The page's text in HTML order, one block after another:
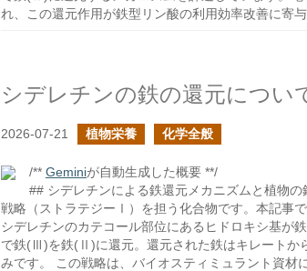
れ、この還元作用が鉄型リン酸の利用効率改善に寄
シデレチンの鉄の還元につい
2026-07-21 植物栄養 化学全般
/** Geminiが自動生成した概要 **/
## シデレチンによる鉄還元メカニズムと植物
戦略（ストラテジーⅠ）を担う化合物です。本記事
シデレチンのカテコール部位にあるヒドロキシ基が
で鉄(Ⅲ)を鉄(Ⅱ)に還元。還元された鉄はキレートか
みです。 この戦略は、バイオスティミュラント資材